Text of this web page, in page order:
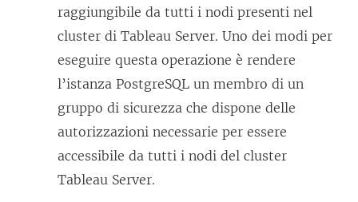
raggiungibile da tutti i nodi presenti nel
cluster di Tableau Server. Uno dei modi per
eseguire questa operazione è rendere
l’istanza PostgreSQL un membro di un
gruppo di sicurezza che dispone delle
autorizzazioni necessarie per essere
accessibile da tutti i nodi del cluster
Tableau Server.